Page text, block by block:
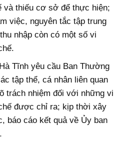
thiếu cơ sở để thực hiện;
việc, nguyên tắc tập trung
nhập còn có một số vi
Tĩnh yêu cầu Ban Thường
tập thể, cá nhân liên quan
trách nhiệm đối với những vi
được chỉ ra; kịp thời xây
báo cáo kết quả về Ủy ban